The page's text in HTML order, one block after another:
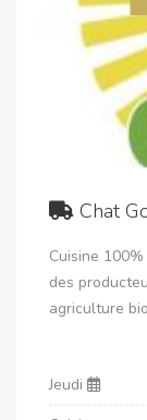
Chat
Cuisine
des
agriculture
Jeudi